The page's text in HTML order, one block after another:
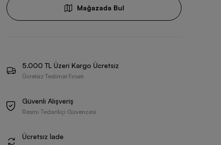
Mağazada Bul
5.000 TL Üzeri Kargo Ücretsiz
Ücretsiz Teslimat Fırsatı
Güvenli Alışveriş
Resmi Tedarikçi Güvencesi
Ücretsiz İade